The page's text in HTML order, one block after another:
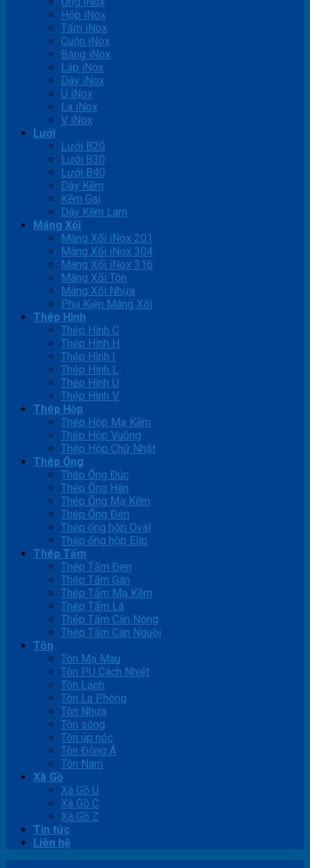
Hộp iNox
Tấm iNox
Cuộn iNox
Băng iNox
Láp iNox
Dây iNox
U iNox
La iNox
V iNox
Lưới
Lưới B20
Lưới B30
Lưới B40
Dây Kẽm
Kẽm Gai
Dây Kẽm Lam
Máng Xối
Máng Xối iNox 201
Máng Xối iNox 304
Máng Xối iNox 316
Máng Xối Tôn
Máng Xối Nhựa
Phụ Kiện Máng Xối
Thép Hình
Thép Hình C
Thép Hình H
Thép Hình I
Thép Hình L
Thép Hình U
Thép Hình V
Thép Hộp
Thép Hộp Mạ Kẽm
Thép Hộp Vuông
Thép Hộp Chữ Nhật
Thép Ống
Thép Ống Đúc
Thép Ống Hàn
Thép Ống Mạ Kẽm
Thép Ống Đen
Thép ống hộp Oval
Thép ống hộp Elip
Thép Tấm
Thép Tấm Đen
Thép Tấm Gân
Thép Tấm Mạ Kẽm
Thép Tấm Lá
Thép Tấm Cán Nóng
Thép Tấm Cán Nguội
Tôn
Tôn Mạ Màu
Tôn PU Cách Nhiệt
Tôn Lạnh
Tôn La Phông
Tôn Nhựa
Tôn sóng
Tôn úp nóc
Tôn Đông Á
Tôn Nam
Xà Gồ
Xà Gồ U
Xà Gồ C
Xà Gồ Z
Tin tức
Liên hệ